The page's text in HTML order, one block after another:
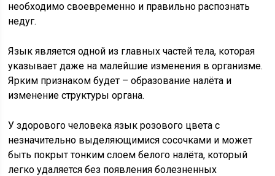
необходимо своевременно и правильно распознать
недуг.
Язык является одной из главных частей тела, которая
указывает даже на малейшие изменения в организме.
Ярким признаком будет – образование налёта и
изменение структуры органа.
У здорового человека язык розового цвета с
незначительно выделяющимися сосочками и может
быть покрыт тонким слоем белого налёта, который
легко удаляется без появления болезненных